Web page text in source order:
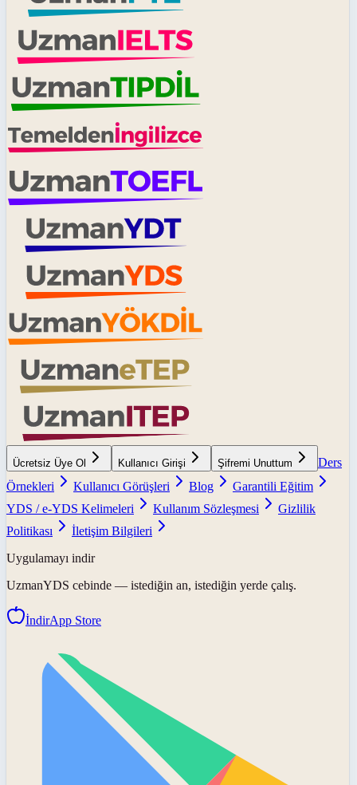
Ücretsiz Üye Ol Kullanıcı Girişi Şifremi Unuttum
Ders
Örnekleri
Kullanıcı Görüşleri Blog
Garantili Eğitim
YDS / e-YDS Kelimeleri
Kullanım Sözleşmesi
Gizlilik
Politikası
İletişim Bilgileri
Uygulamayı indir
UzmanYDS cebinde — istediğin an, istediğin yerde çalış.
İndirApp Store